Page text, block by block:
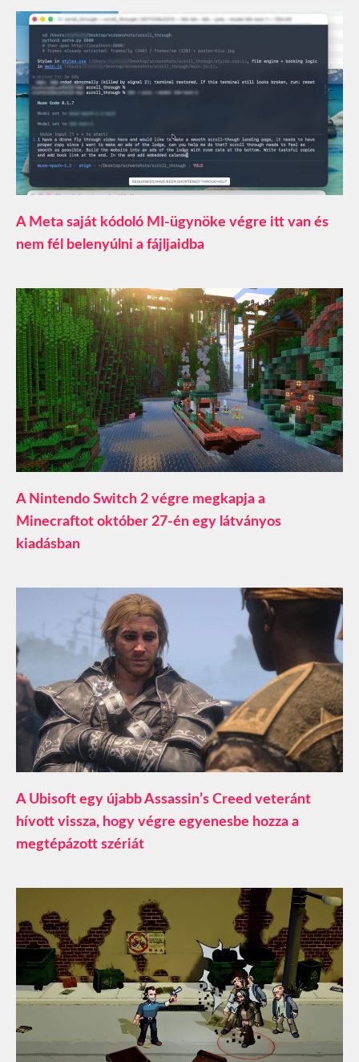
A Meta saját kódoló MI-ügynöke végre itt van és
nem fél belenyúlni a fájljaidba
A Nintendo Switch 2 végre megkapja a
Minecraftot október 27-én egy látványos
kiadásban
A Ubisoft egy újabb Assassin’s Creed veteránt
hívott vissza, hogy végre egyenesbe hozza a
megtépázott szériát